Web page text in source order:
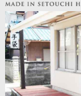
れからもどん作っ
ときは、ぜひお店
最高評価
にありが
感、さら
変嬉しく